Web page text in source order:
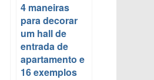
4 maneiras
para decorar
um hall de
entrada de
apartamento e
16 exemplos